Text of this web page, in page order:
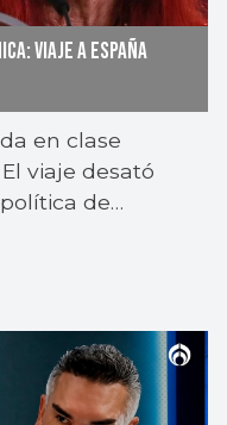
VIAJE A ESPAÑA
en clase
viaje desató
de